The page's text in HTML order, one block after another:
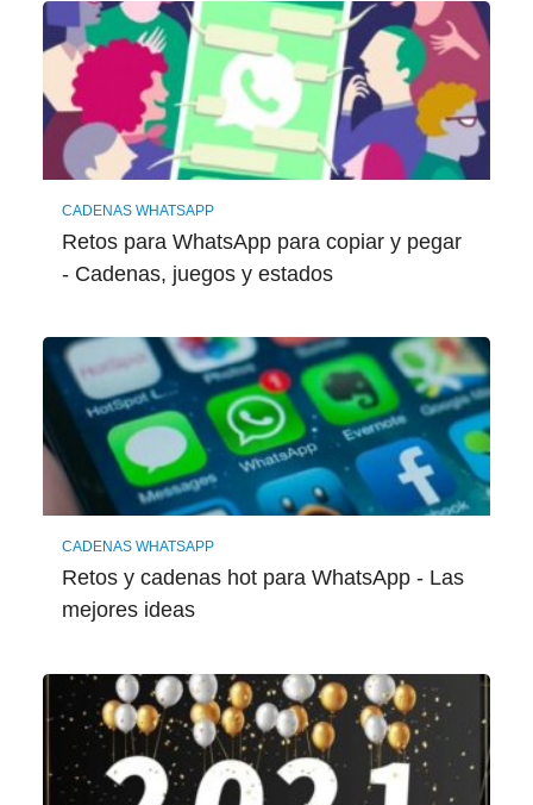
CADENAS WHATSAPP
Retos para WhatsApp para copiar y pegar
- Cadenas, juegos y estados
CADENAS WHATSAPP
Retos y cadenas hot para WhatsApp - Las
mejores ideas